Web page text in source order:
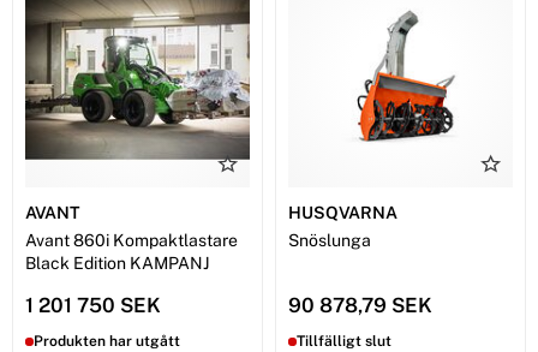
AVANT
Avant 860i Kompaktlastare
Black Edition KAMPANJ
1 201 750 SEK
Produkten har utgått
HUSQVARNA
Snöslunga
90 878,79 SEK
Tillfälligt slut